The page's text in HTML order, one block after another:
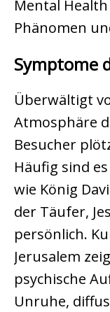
Mental
Phänomen
Symptome
Überwältigt
Atmosphäre
Besucher
Häufig sind
wie König
der Täufer,
persönlich.
Jerusalem
psychische
Unruhe,